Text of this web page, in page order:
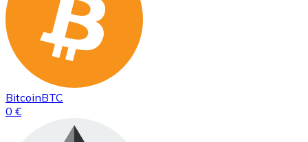
BitcoinBTC
0 €